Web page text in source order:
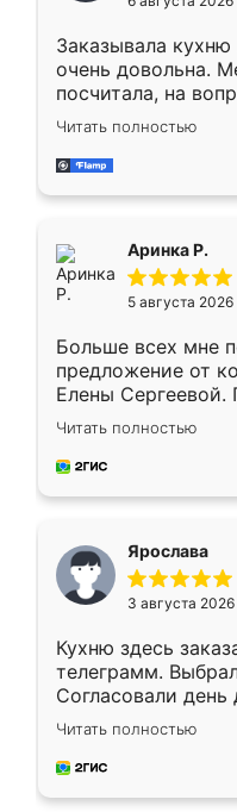
мебели буду
Заказывала кухню
очень довольна.
посчитала, на
Замерщик приехал
делу со всей
за день, ребята
Читать полностью
Аринка Р.
5 августа 2026
Больше всех мне
предложение от
Елены
короткие сроки
для замера
предложил по
Читать полностью
Ярослава
3 августа 2026
Кухню здесь
телеграмм.
Согласовали
недели кухня
довольны
мебель за
Читать полностью